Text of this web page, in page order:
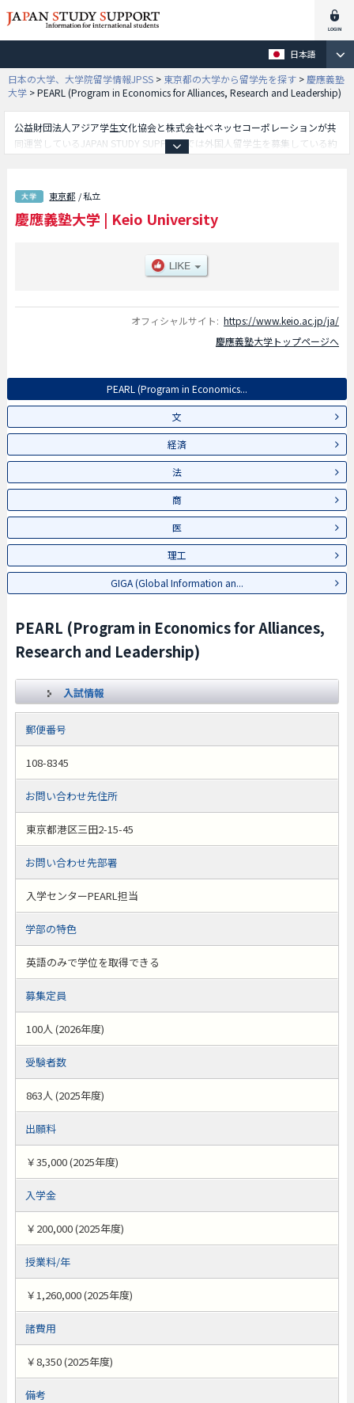
日本語
日本の大学、大学院留学情報JPSS > 東京都の大学から留学先を探す > 慶應義塾
大学 >PEARL (Program in Economics for Alliances, Research and Leadership)
公益財団法人アジア学生文化協会と株式会社ベネッセコーポレーションが共
同運営しているJAPAN STUDY SUPPORTでは外国人留学生を募集している約
(Program in Economics for Alliances, Research and Leadership)学部や文学
部や経済学部や法学部や商学部や医学部や理工学部やGIGA (Global
Information and Governance Academic) Program -総合政策学部・環境情報
アクセスなど外国人留学生に必要な情報を掲載しているので是非ご利用くだ
東京都 / 私立
慶應義塾大学 | Keio University
オフィシャルサイト: https://www.keio.ac.jp/ja/
慶應義塾大学トップページへ
PEARL (Program in Economics...
文
経済
法
商
医
理工
GIGA (Global Information an...
PEARL (Program in Economics for Alliances,
Research and Leadership)
入試情報
郵便番号
108-8345
お問い合わせ先住所
東京都港区三田2-15-45
お問い合わせ先部署
入学センターPEARL担当
学部の特色
英語のみで学位を取得できる
募集定員
100人 (2026年度)
受験者数
863人 (2025年度)
出願料
￥35,000 (2025年度)
入学金
￥200,000 (2025年度)
授業料/年
￥1,260,000 (2025年度)
諸費用
￥8,350 (2025年度)
備考